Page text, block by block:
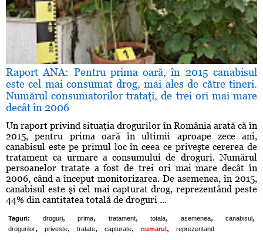
Raport ANA: Pentru prima oară, în 2015 canabisul
este cel mai consumat drog, mai ales de către tineri.
Numărul consumatorilor trataţi, de trei ori mai mare
decât în 2006
Un raport privind situaţia drogurilor în România arată că în
2015, pentru prima oară în ultimii aproape zece ani,
canabisul este pe primul loc în ceea ce priveşte cererea de
tratament ca urmare a consumului de droguri. Numărul
persoanelor tratate a fost de trei ori mai mare decât în
2006, când a început monitorizarea. De asemenea, în 2015,
canabisul este şi cel mai capturat drog, reprezentând peste
44% din cantitatea totală de droguri ...
Taguri: droguri, prima, tratament, totala, asemenea, canabisul ,
drogurilor, priveste, tratate, capturate, numarul , reprezentand